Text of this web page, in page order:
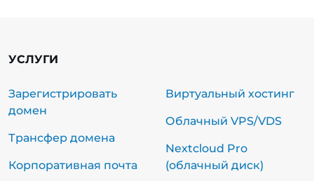
УСЛУГИ
Зарегистрировать
домен
Трансфер домена
Корпоративная почта
Виртуальный хостинг
Облачный VPS/VDS
Nextcloud Pro
(облачный диск)